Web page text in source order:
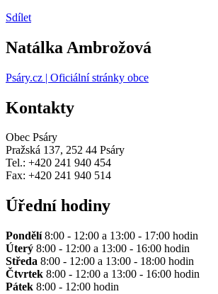
Sdílet
Natálka Ambrožová
Psáry.cz | Oficiální stránky obce
Kontakty
Obec Psáry
Pražská 137, 252 44 Psáry
Tel.: +420 241 940 454
Fax: +420 241 940 514
Úřední hodiny
Pondělí8:00 - 12:00 a 13:00 - 17:00 hodin
Úterý 8:00 - 12:00 a 13:00 - 16:00 hodin
Středa 8:00 - 12:00 a 13:00 - 18:00 hodin
Čtvrtek 8:00 - 12:00 a 13:00 - 16:00 hodin
Pátek 8:00 - 12:00 hodin